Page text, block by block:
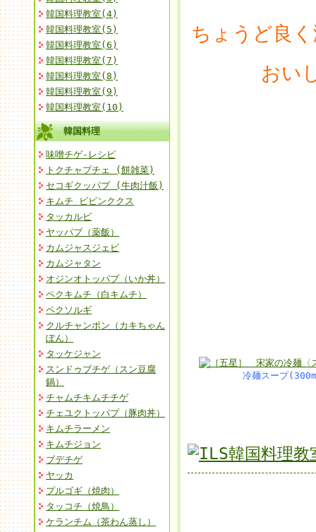
韓国料理教室(4)
韓国料理教室(5)
韓国料理教室(6)
韓国料理教室(7)
韓国料理教室(8)
韓国料理教室(9)
韓国料理教室(10)
韓国料理
味噌チゲ-レシピ
トクチャプチェ (餅雑菜)
セコギクッパプ (牛肉汁飯)
キムチ ビビンククス
タッカルビ
ヤッパプ（薬飯）
カムジャスジェビ
カムジャタン
オジンオトッパプ（いか丼）
ペクキムチ（白キムチ）
ペクソルギ
クルチャンポン（カキちゃん
ぽん）
タッケジャン
スンドゥブチゲ（スン豆腐
鍋）
チャムチキムチチゲ
チェユクトッパプ（豚肉丼）
キムチラーメン
キムチジョン
ブデチゲ
ヤッカ
プルゴギ（焼肉）
タッコチ（焼鳥）
ケランチム（茶わん蒸し）
ちょうど良
おい
冷麺スープ